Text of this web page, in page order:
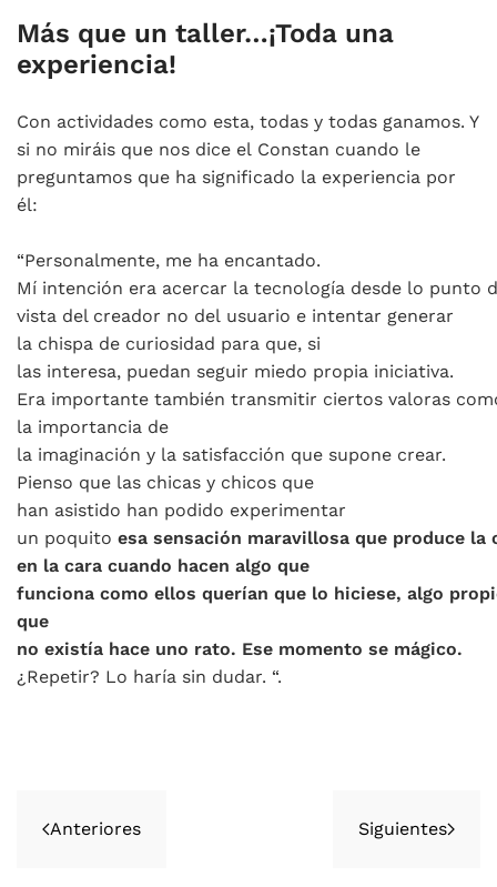
Más que un taller…¡Toda una
experiencia!
Con actividades como esta, todas y todas ganamos. Y
si no miráis que nos dice el Constan cuando le
preguntamos que ha significado la experiencia por
él:
“Personalmente, me ha encantado.
Mí intención era acercar la tecnología desde lo punto
vista del creador no del usuario e intentar generar
la chispa de curiosidad para que, si
las interesa, puedan seguir miedo propia iniciativa.
Era importante también transmitir ciertos valoras
la importancia de
la imaginación y la satisfacción que supone crear.
Pienso que las chicas y chicos que
han asistido han podido experimentar
un poquito esa sensación maravillosa que produce la
en la cara cuando hacen algo que
funciona como ellos querían que lo hiciese, algo
que
no existía hace uno rato. Ese momento se mágico.
¿Repetir? Lo haría sin dudar. “.
Anteriores Siguientes